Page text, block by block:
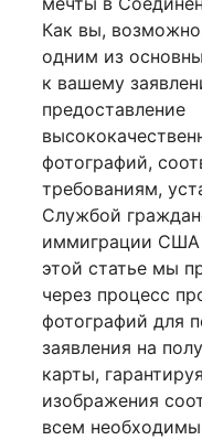
Как вы,
одним из
к вашему
предоставление
фотографий,
требованиям,
Службой
иммиграции США
этой статье мы
через процесс
фотографий для
заявления на
карты,
изображения
всем